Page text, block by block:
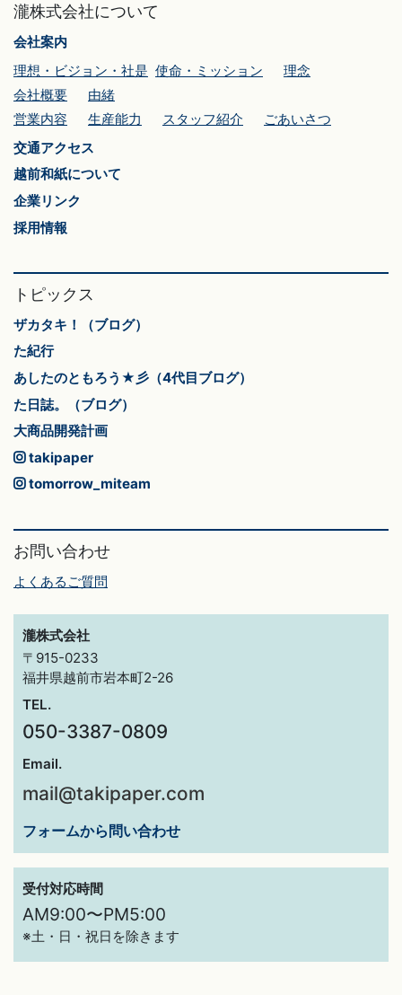
瀧株式会社について
会社案内
理想・ビジョン・社是 使命・ミッション
理念
会社概要
由緒
営業内容
生産能力 スタッフ紹介
ごあいさつ
交通アクセス
越前和紙について
企業リンク
採用情報
トピックス
ザカタキ！（ブログ）
た紀行
あしたのともろう★彡（4代目ブログ）
た日誌。（ブログ）
大商品開発計画
takipaper
tomorrow_miteam
お問い合わせ
よくあるご質問
瀧株式会社
〒915-0233
福井県越前市岩本町2-26
TEL.
050-3387-0809
Email.
mail@takipaper.com
フォームから問い合わせ
受付対応時間
AM9:00〜PM5:00
※土・日・祝日を除きます